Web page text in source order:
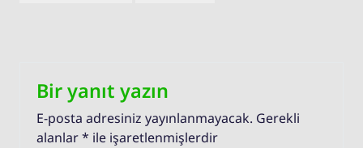
Bir yanıt yazın
E-posta adresiniz yayınlanmayacak. Gerekli
alanlar* ile işaretlenmişlerdir